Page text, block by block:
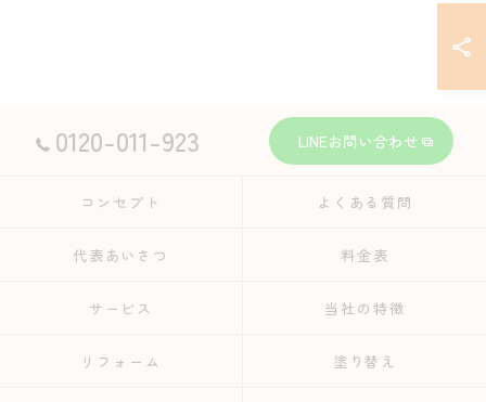
0120-011-923 LINEお問い合わせ
コンセプト よくある質問
代表あいさつ 料金表
サービス 当社の特徴
リフォーム 塗り替え